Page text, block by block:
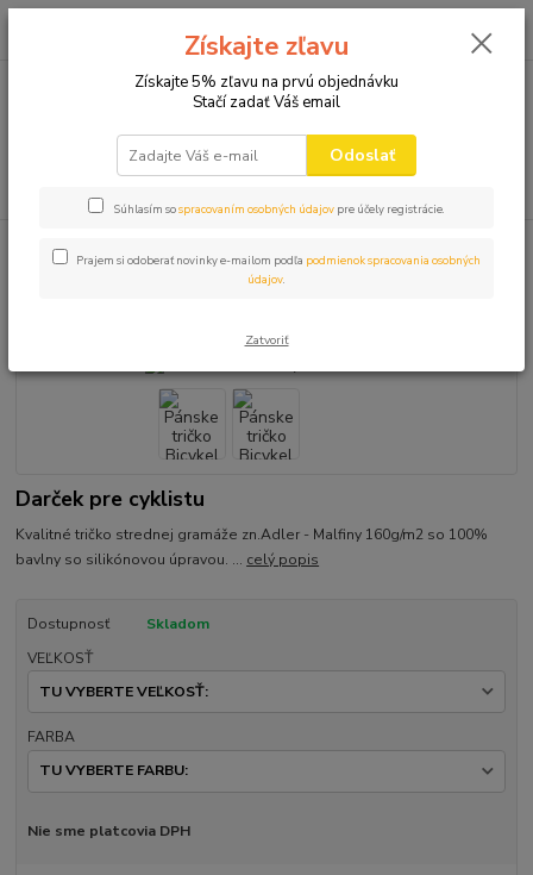
0,00 EUR
Pánske tričko Bicykel ma volá
Darček pre cyklistu
Kvalitné tričko strednej gramáže zn.Adler - Malfiny 160g/m2 so 100%
bavlny so silikónovou úpravou. ... celý popis
Dostupnosť
Skladom
VEĽKOSŤ
FARBA
Nie sme platcovia DPH
Získajte zľavu
Získajte 5% zľavu na prvú objednávku
Stačí zadať Váš email
Odoslať
Súhlasím sospracovaním osobných údajov pre účely registrácie.
Prajem si odoberať novinky e-mailom podľa podmienok spracovania osobných
údajov.
Zatvoriť